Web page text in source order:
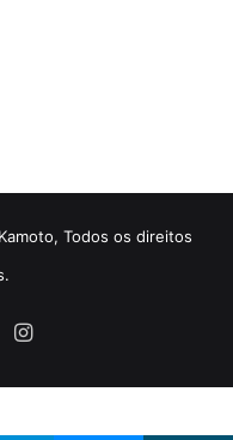
Todos os direitos
Instagram